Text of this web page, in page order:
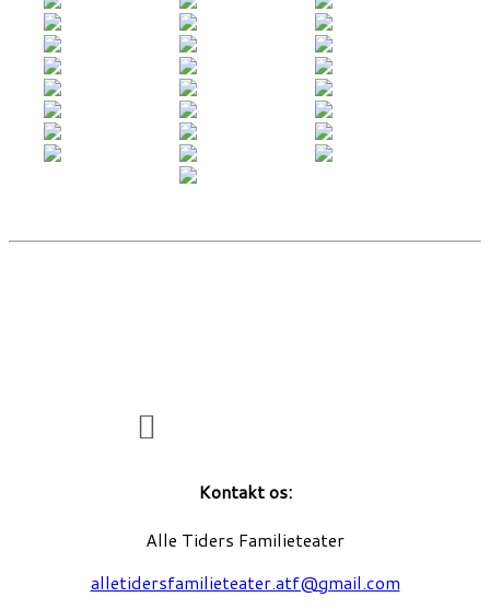
Kontakt os:
Alle Tiders Familieteater
alletidersfamilieteater.atf@gmail.com